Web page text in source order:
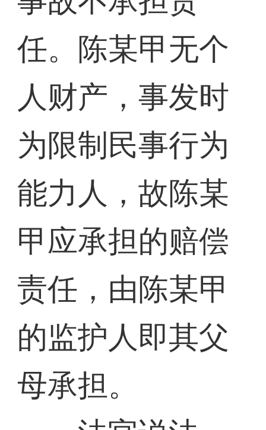
任。陈某甲无个
人财产，事发时
为限制民事行为
能力人，故陈某
甲应承担的赔偿
责任，由陈某甲
的监护人即其父
母承担。